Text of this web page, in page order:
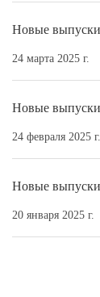
Новые выпуски
24 марта 2025 г.
Новые выпуски
24 февраля 2025 г.
Новые выпуски
20 января 2025 г.